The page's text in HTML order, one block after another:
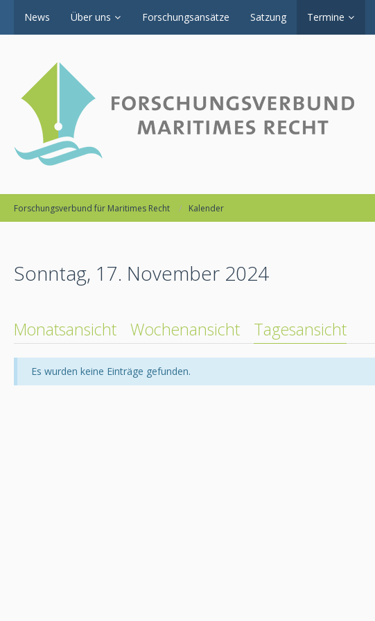
News Über uns Forschungsansätze Satzung Termine
Forschungsverbund für Maritimes Recht Kalender
Sonntag, 17. November 2024
Monatsansicht Wochenansicht Tagesansicht
Es wurden keine Einträge gefunden.